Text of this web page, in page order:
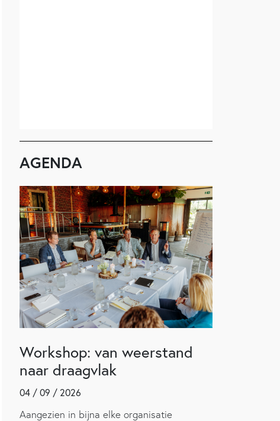
AGENDA
Workshop: van weerstand
naar draagvlak
04 / 09 / 2026
Aangezien in bijna elke organisatie